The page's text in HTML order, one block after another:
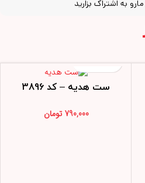
به اشتراک بزارید
ست هدیه – کد 3896
790,000 تومان